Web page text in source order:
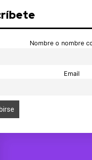
Nombre o nombre
Email